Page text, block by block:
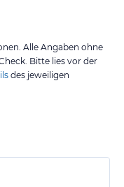
Alle Angaben ohne
Bitte lies vor der
des jeweiligen